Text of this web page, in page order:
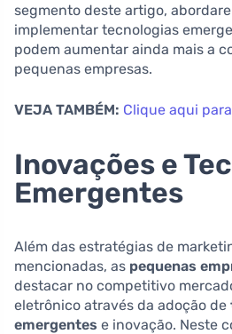
segmento deste artigo,
implementar tecnologias
podem aumentar ainda mais a
pequenas empresas.
VEJA TAMBÉM: Clique aqui
Inovações e
Emergentes
Além das estratégias de
mencionadas, as pequenas
destacar no competitivo
eletrônico através da adoção de
emergentes e inovação. Neste